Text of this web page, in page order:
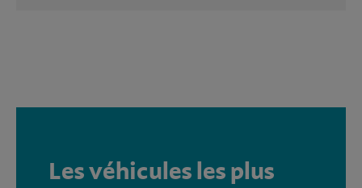
Les véhicules les plus